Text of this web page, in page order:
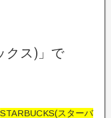
クス)」で
STARBUCKS(スターバ